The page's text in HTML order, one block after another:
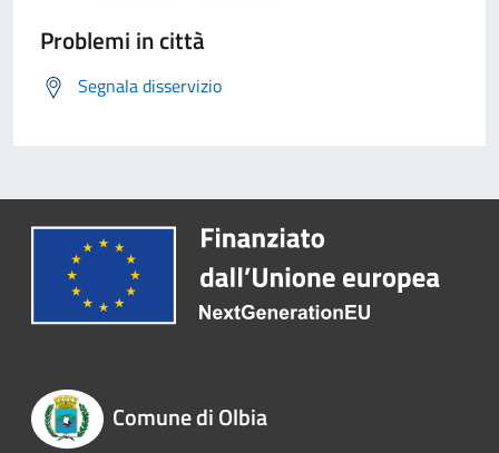
Problemi in città
Segnala disservizio
Comune di Olbia